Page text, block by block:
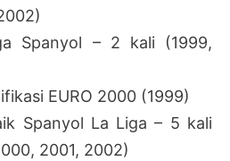
Spanyol – 2 kali (1999,
EURO 2000 (1999)
Spanyol La Liga – 5 kali
2001, 2002)